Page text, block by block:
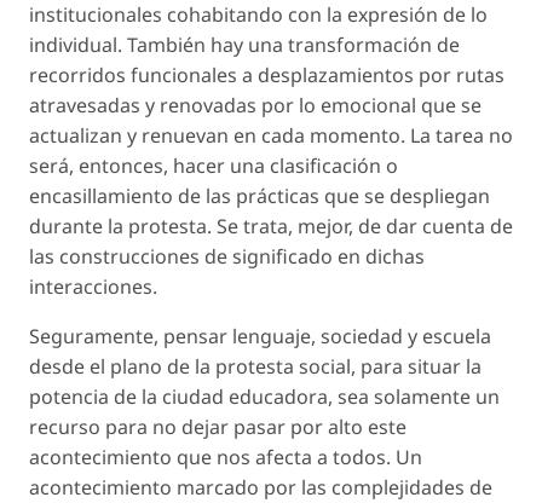
institucionales cohabitando con la expresión de lo
individual. También hay una transformación de
recorridos funcionales a desplazamientos por rutas
atravesadas y renovadas por lo emocional que se
actualizan y renuevan en cada momento. La tarea no
será, entonces, hacer una clasificación o
encasillamiento de las prácticas que se despliegan
durante la protesta. Se trata, mejor, de dar cuenta de
las construcciones de significado en dichas
interacciones.
Seguramente, pensar lenguaje, sociedad y escuela
desde el plano de la protesta social, para situar la
potencia de la ciudad educadora, sea solamente un
recurso para no dejar pasar por alto este
acontecimiento que nos afecta a todos. Un
acontecimiento marcado por las complejidades de